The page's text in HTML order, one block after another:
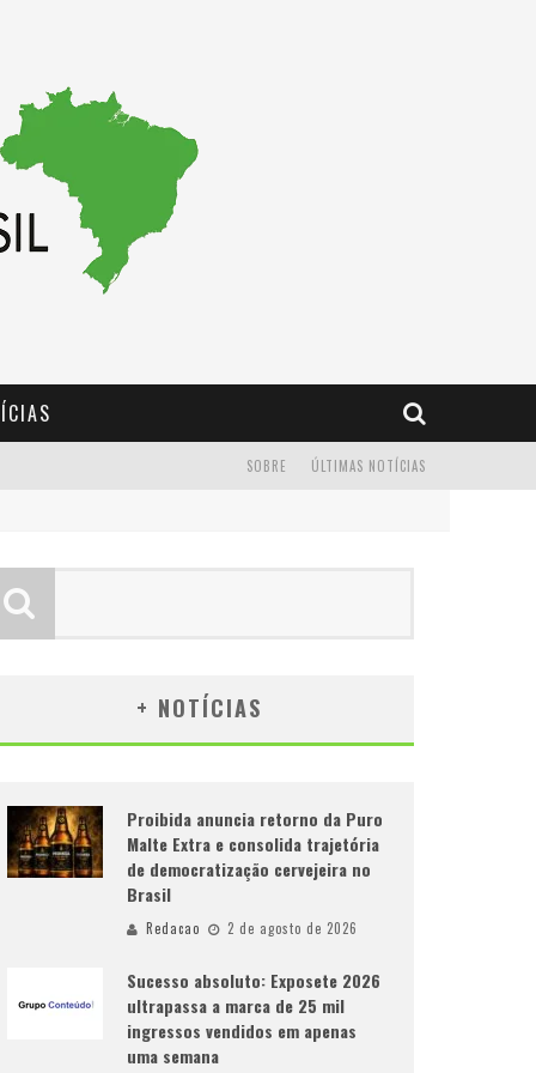
ÚLTIMAS NOTÍCIAS
SOBRE
+ NOTÍCIAS
Proibida anuncia retorno da Puro
Malte Extra e consolida trajetória
de democratização cervejeira no
Brasil
Redacao 2 de agosto de 2026
Sucesso absoluto: Exposete 2026
ultrapassa a marca de 25 mil
ingressos vendidos em apenas
uma semana